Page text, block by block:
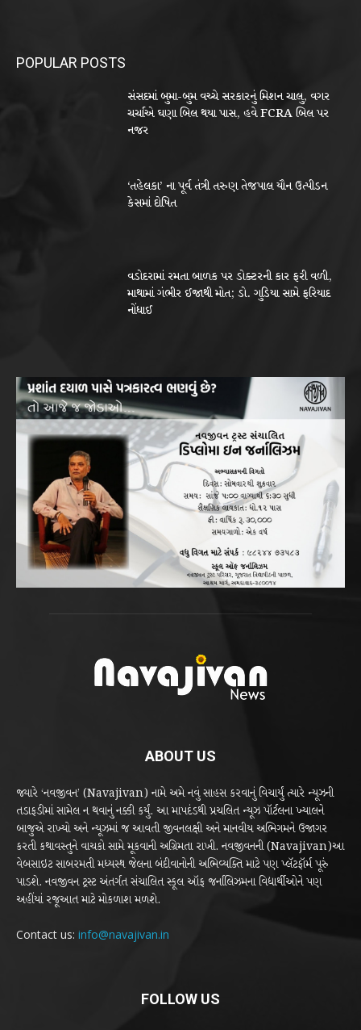
POPULAR POSTS
સંસદમાં બુમા-બુમ વચ્ચે સરકારનું મિશન ચાલુ, વગર
ચર્ચાએ ઘણા બિલ થયા પાસ, હવે FCRA બિલ પર
નજર
‘તહેલકા’ ના પૂર્વ તંત્રી તરુણ તેજપાલ યૌન ઉત્પીડન
કેસમાં દોષિત
વડોદરામાં રમતા બાળક પર ડોક્ટરની કાર ફરી વળી,
માથામાં ગંભીર ઈજાથી મોત; ડો. ગુડિયા સામે ફરિયાદ
નોંધાઈ
ABOUT US
જ્યારે ‘નવજીવન’ (Navajivan) નામે અમે નવું સાહસ કરવાનું વિચાર્યું ત્યારે ન્યૂઝની
તડાફડીમાં સામેલ ન થવાનું નક્કી કર્યું. આ માપદંડથી પ્રચલિત ન્યૂઝ પૉર્ટલના ખ્યાલને
બાજુએ રાખ્યો અને ન્યૂઝમાં જ આવતી જીવનલક્ષી અને માનવીય અભિગમને ઉજાગર
કરતી કથાવસ્તુને વાચકો સામે મૂકવાની અગ્રિમતા રાખી. નવજીવનની (Navajivan)આ
વેબસાઇટ સાબરમતી મધ્યસ્થ જેલના બંદીવાનોની અભિવ્યક્તિ માટે પણ પ્લૅટફૉર્મ પૂરું
પાડશે. નવજીવન ટ્રસ્ટ અંતર્ગત સંચાલિત સ્કૂલ ઑફ જર્નાલિઝમના વિદ્યાર્થીઓને પણ
અહીંયાં રજૂઆત માટે મોકળાશ મળશે.
Contact us: info@navajivan.in
FOLLOW US